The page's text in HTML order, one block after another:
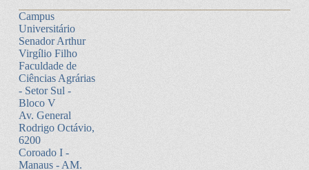
Campus
Universitário
Senador Arthur
Virgílio Filho
Faculdade de
Ciências Agrárias
- Setor Sul -
Bloco V
Av. General
Rodrigo Octávio,
6200
Coroado I -
Manaus - AM.